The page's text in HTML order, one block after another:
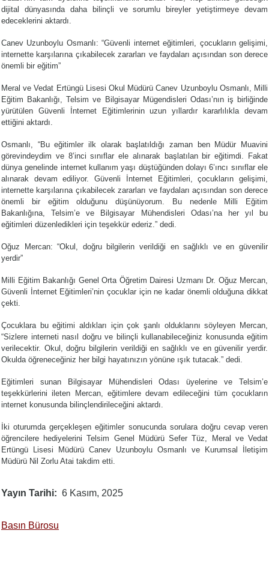
dijital dünyasında daha bilinçli ve sorumlu bireyler yetiştirmeye devam
edeceklerini aktardı.
Canev Uzunboylu Osmanlı: “Güvenli internet eğitimleri, çocukların gelişimi,
internette karşılarına çıkabilecek zararları ve faydaları açısından son derece
önemli bir eğitim”
Meral ve Vedat Ertüngü Lisesi Okul Müdürü Canev Uzunboylu Osmanlı, Milli
Eğitim Bakanlığı, Telsim ve Bilgisayar Mügendisleri Odası’nın iş birliğinde
yürütülen Güvenli İnternet Eğitimlerinin uzun yıllardır kararlılıkla devam
ettiğini aktardı.
Osmanlı, “Bu eğitimler ilk olarak başlatıldığı zaman ben Müdür Muavini
görevindeydim ve 8’inci sınıflar ele alınarak başlatılan bir eğitimdi. Fakat
dünya genelinde internet kullanım yaşı düştüğünden dolayı 6’ıncı sınıflar ele
alınarak devam ediliyor. Güvenli İnternet Eğitimleri, çocukların gelişimi,
internette karşılarına çıkabilecek zararları ve faydaları açısından son derece
önemli bir eğitim olduğunu düşünüyorum. Bu nedenle Milli Eğitim
Bakanlığına, Telsim’e ve Bilgisayar Mühendisleri Odası’na her yıl bu
eğitimleri düzenledikleri için teşekkür ederiz.” dedi.
Oğuz Mercan: “Okul, doğru bilgilerin verildiği en sağlıklı ve en güvenilir
yerdir”
Milli Eğitim Bakanlığı Genel Orta Öğretim Dairesi Uzmanı Dr. Oğuz Mercan,
Güvenli İnternet Eğitimleri’nin çocuklar için ne kadar önemli olduğuna dikkat
çekti.
Çocuklara bu eğitimi aldıkları için çok şanlı olduklarını söyleyen Mercan,
“Sizlere interneti nasıl doğru ve bilinçli kullanabileceğiniz konusunda eğitim
verilecektir. Okul, doğru bilgilerin verildiği en sağlıklı ve en güvenilir yerdir.
Okulda öğreneceğiniz her bilgi hayatınızın yönüne ışık tutacak.” dedi.
Eğitimleri sunan Bilgisayar Mühendisleri Odası üyelerine ve Telsim’e
teşekkürlerini ileten Mercan, eğitimlere devam edileceğini tüm çocukların
internet konusunda bilinçlendirileceğini aktardı.
İki oturumda gerçekleşen eğitimler sonucunda sorulara doğru cevap veren
öğrencilere hediyelerini Telsim Genel Müdürü Sefer Tüz, Meral ve Vedat
Ertüngü Lisesi Müdürü Canev Uzunboylu Osmanlı ve Kurumsal İletişim
Müdürü Nil Zorlu Atai takdim etti.
Yayın Tarihi 6 Kasım, 2025
Basın Bürosu